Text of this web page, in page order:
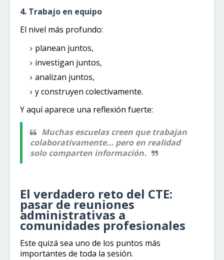
4. Trabajo en equipo
El nivel más profundo:
planean juntos,
investigan juntos,
analizan juntos,
y construyen colectivamente.
Y aquí aparece una reflexión fuerte:
Muchas escuelas creen que trabajan
colaborativamente… pero en realidad
solo comparten información.
El verdadero reto del CTE:
pasar de reuniones
administrativas a
comunidades profesionales
Este quizá sea uno de los puntos más
importantes de toda la sesión.